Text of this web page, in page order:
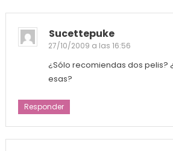
Sucettepuke
27/10/2009 a las 16:56
¿Sólo recomiendas dos pelis?
esas?
Responder